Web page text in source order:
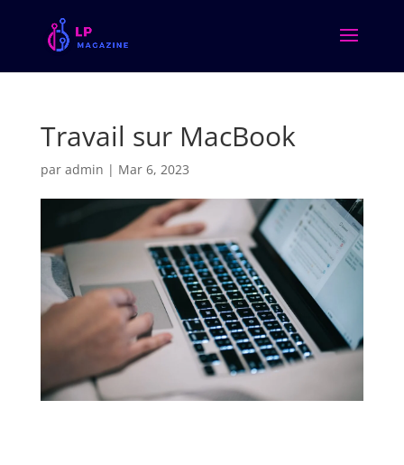
Travail sur MacBook
par admin | Mar 6, 2023